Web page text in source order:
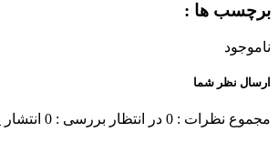
برچسب ها :
ناموجود
ارسال نظر شما
مجموع نظرات : 0 در انتظار بررسی : 0 انتشار